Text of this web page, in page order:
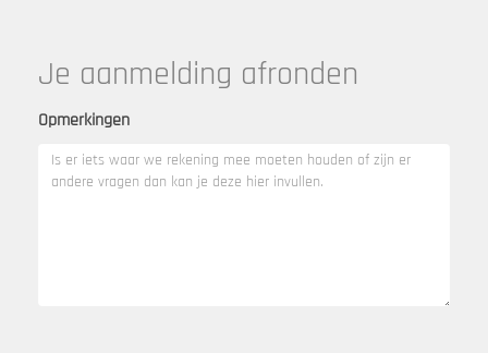
Je aanmelding afronden
Opmerkingen